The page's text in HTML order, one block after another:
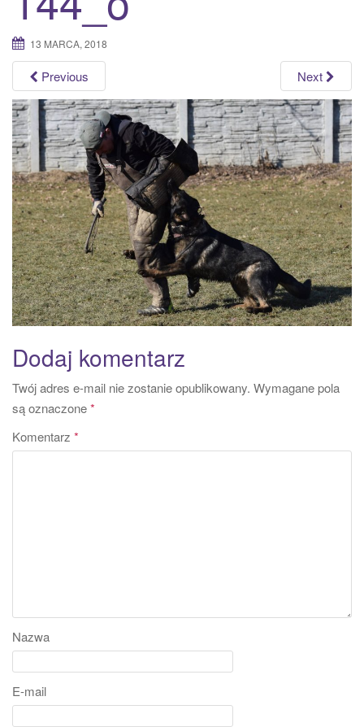
o
n
13 MARCA, 2018
Previous Next
Dodaj komentarz
Twój adres e-mail nie zostanie opublikowany. Wymagane pola
są oznaczone*
Komentarz *
Nazwa
E-mail